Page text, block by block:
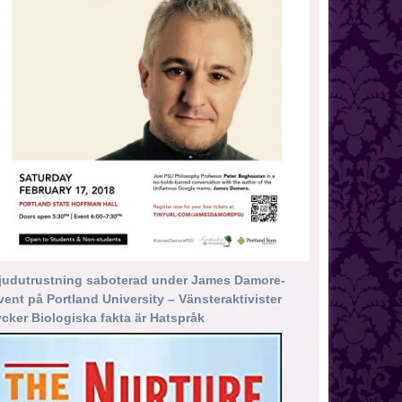
saboterad under James Damore-
på Portland University – Vänsteraktivister
Biologiska fakta är Hatspråk